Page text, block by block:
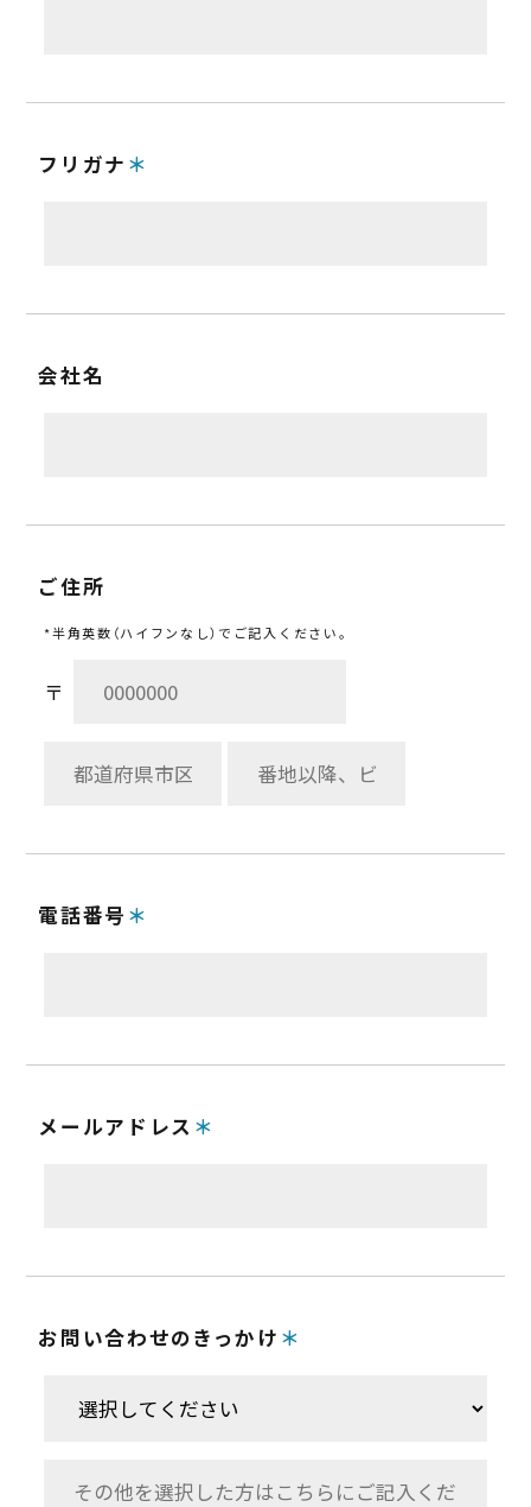
フリガナ
会社名
ご住所
*半角英数（ハイフンなし）でご記入ください。
〒
電話番号
メールアドレス
お問い合わせのきっかけ